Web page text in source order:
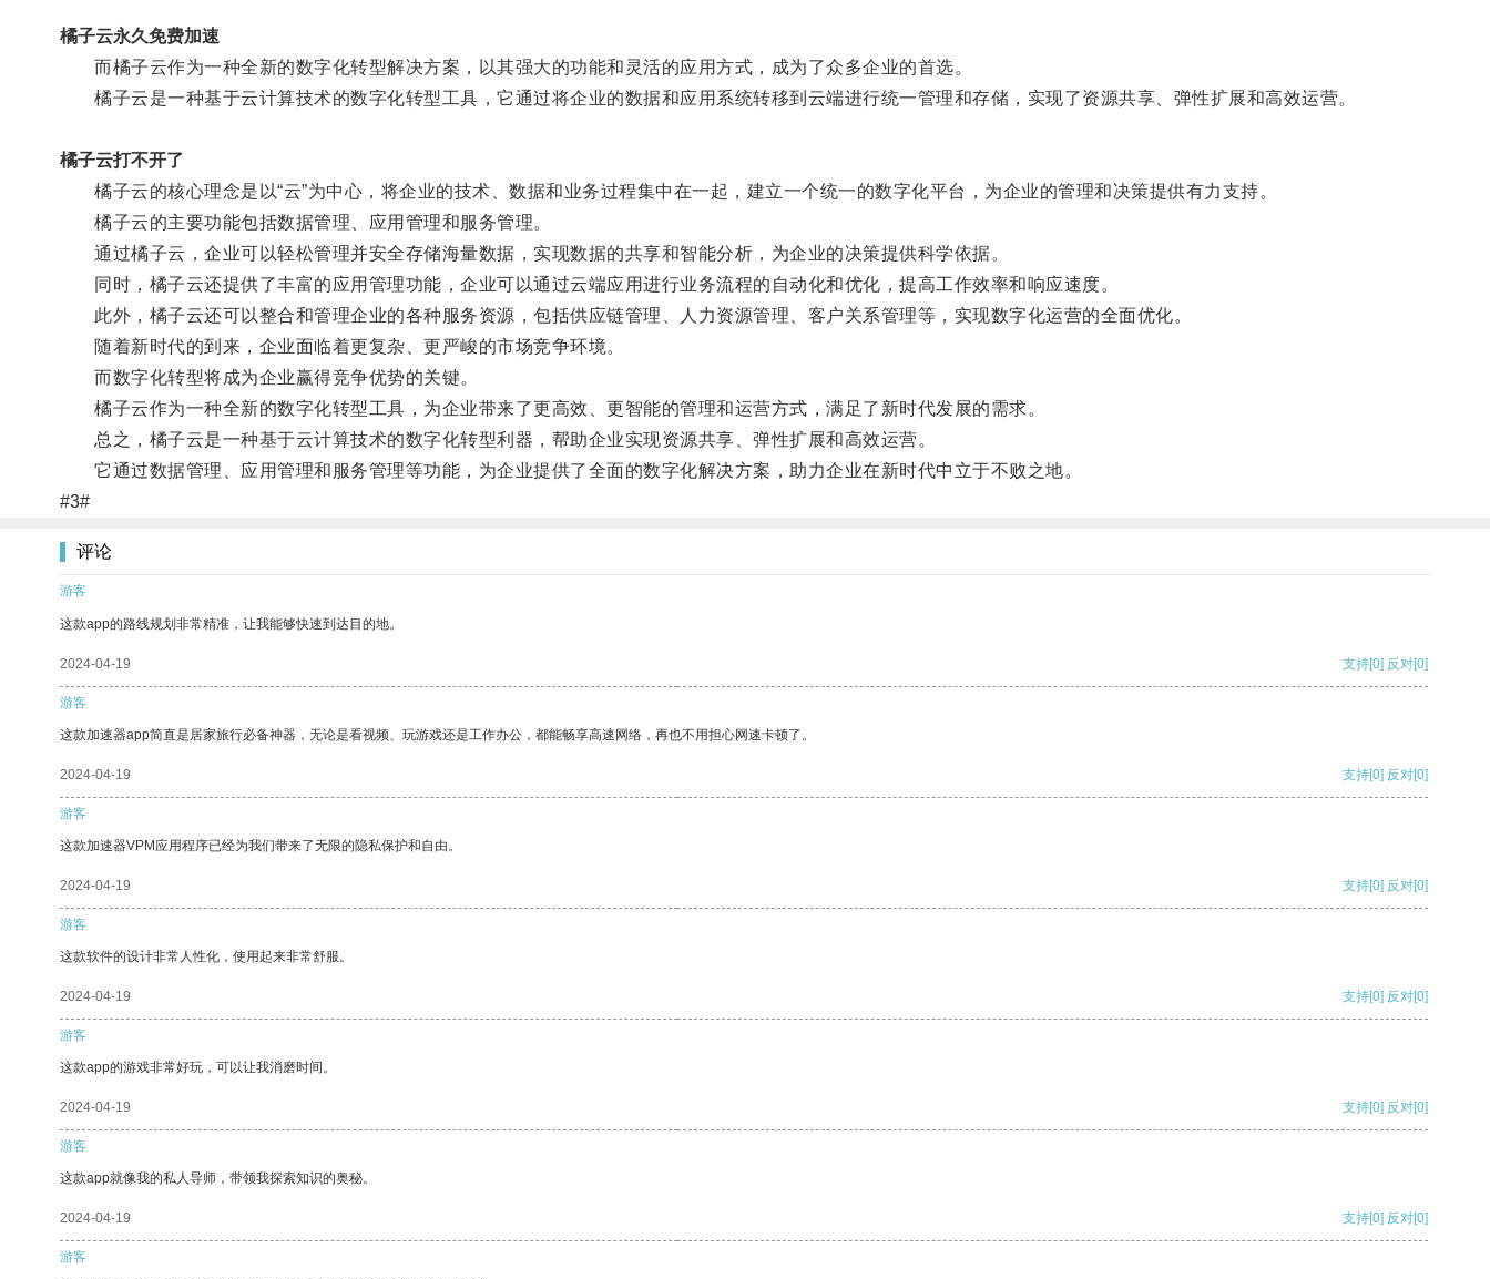
橘子云永久免费加速
而橘子云作为一种全新的数字化转型解决方案，以其强大的功能和灵活的应用方式，成为了众多企业的首选。
橘子云是一种基于云计算技术的数字化转型工具，它通过将企业的数据和应用系统转移到云端进行统一管理和存储，实现了资源共享、弹性扩展和高效运营。
橘子云打不开了
橘子云的核心理念是以“云”为中心，将企业的技术、数据和业务过程集中在一起，建立一个统一的数字化平台，为企业的管理和决策提供有力支持。
橘子云的主要功能包括数据管理、应用管理和服务管理。
通过橘子云，企业可以轻松管理并安全存储海量数据，实现数据的共享和智能分析，为企业的决策提供科学依据。
同时，橘子云还提供了丰富的应用管理功能，企业可以通过云端应用进行业务流程的自动化和优化，提高工作效率和响应速度。
此外，橘子云还可以整合和管理企业的各种服务资源，包括供应链管理、人力资源管理、客户关系管理等，实现数字化运营的全面优化。
随着新时代的到来，企业面临着更复杂、更严峻的市场竞争环境。
而数字化转型将成为企业赢得竞争优势的关键。
橘子云作为一种全新的数字化转型工具，为企业带来了更高效、更智能的管理和运营方式，满足了新时代发展的需求。
总之，橘子云是一种基于云计算技术的数字化转型利器，帮助企业实现资源共享、弹性扩展和高效运营。
它通过数据管理、应用管理和服务管理等功能，为企业提供了全面的数字化解决方案，助力企业在新时代中立于不败之地。
#3#
评论
游客
这款app的路线规划非常精准，让我能够快速到达目的地。
2024-04-19 支持[0] 反对[0]
游客
这款加速器app简直是居家旅行必备神器，无论是看视频、玩游戏还是工作办公，都能畅享高速网络，再也不用担心网速卡顿了。
2024-04-19 支持[0] 反对[0]
游客
这款加速器VPM应用程序已经为我们带来了无限的隐私保护和自由。
2024-04-19 支持[0] 反对[0]
游客
这款软件的设计非常人性化，使用起来非常舒服。
2024-04-19 支持[0] 反对[0]
游客
这款app的游戏非常好玩，可以让我消磨时间。
2024-04-19 支持[0] 反对[0]
游客
这款app就像我的私人导师，带领我探索知识的奥秘。
2024-04-19 支持[0] 反对[0]
游客